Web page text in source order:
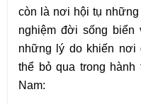
còn là nơi hội tụ
nghiệm đời sống
những lý do khiến nơi
thể bỏ qua trong hành
Nam: